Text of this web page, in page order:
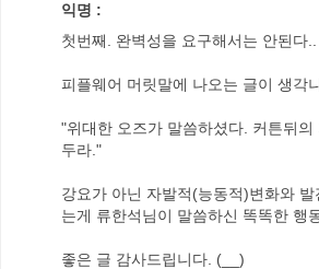
익명 :
첫번째. 완벽성을 요구해서는 안된다..
피플웨어 머릿말에 나오는 글이 생각
"위대한 오즈가 말씀하셨다. 커튼뒤의
두라."
강요가 아닌 자발적(능동적)변화와
는게 류한석님이 말씀하신 똑똑한 행
좋은 글 감사드립니다. (__)